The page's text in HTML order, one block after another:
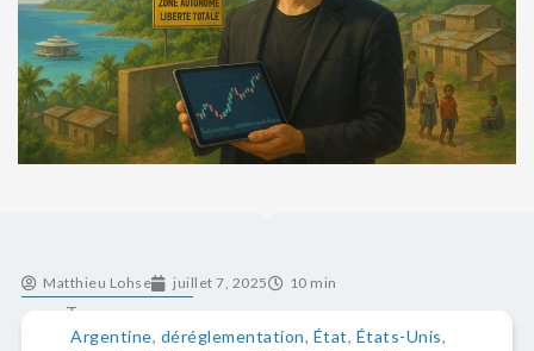
Matthieu Lohse juillet 7, 2025 10 min
Tags
Argentine, déréglementation, État, États-Unis,